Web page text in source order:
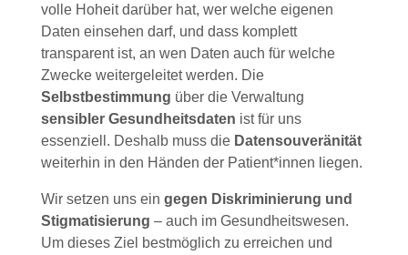
volle Hoheit darüber hat, wer welche eigenen
Daten einsehen darf, und dass komplett
transparent ist, an wen Daten auch für welche
Zwecke weitergeleitet werden. Die
Selbstbestimmung über die Verwaltung
sensibler Gesundheitsdaten ist für uns
essenziell. Deshalb muss die Datensouveränität
weiterhin in den Händen der Patient*innen liegen.
Wir setzen uns ein gegen Diskriminierung und
Stigmatisierung – auch im Gesundheitswesen.
Um dieses Ziel bestmöglich zu erreichen und